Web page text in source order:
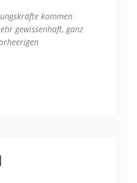
kommen
gewissenhaft, ganz